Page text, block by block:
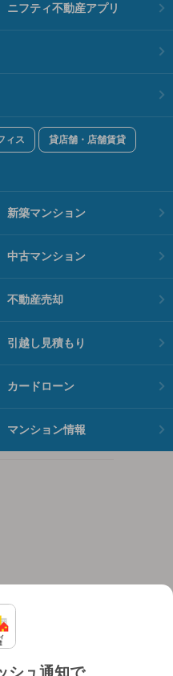
シュ通知で
ニフティ不動産アプリ
ィス 貸店舗・店舗賃貸
新築マンション
中古マンション
不動産売却
引越し見積もり
カードローン
マンション情報